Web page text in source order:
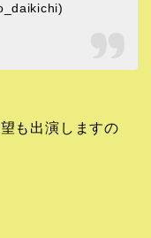
も出演しますの